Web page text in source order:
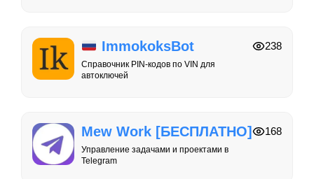
ImmokoksBot
Справочник PIN-кодов по VIN для
автоключей
238
Mew Work [БЕСПЛАТНО]
Управление задачами и проектами в
Telegram
168